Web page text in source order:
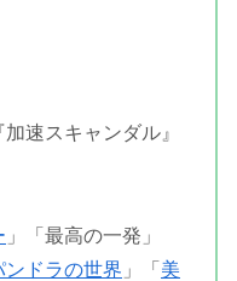
速スキャンダル』
」「最高の一発」
ンドラの世界 」「 美